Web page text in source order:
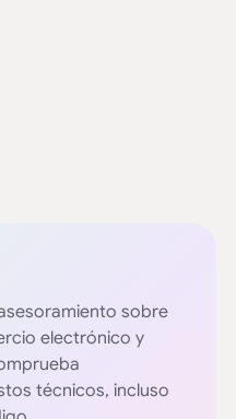
sobre
electrónico y
técnicos, incluso